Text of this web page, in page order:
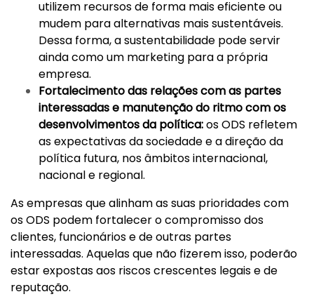
utilizem recursos de forma mais eficiente ou
mudem para alternativas mais sustentáveis.
Dessa forma, a sustentabilidade pode servir
ainda como um marketing para a própria
empresa.
Fortalecimento das relações com as partes
interessadas e manutenção do ritmo com os
desenvolvimentos da política:os ODS refletem
as expectativas da sociedade e a direção da
política futura, nos âmbitos internacional,
nacional e regional.
As empresas que alinham as suas prioridades com
os ODS podem fortalecer o compromisso dos
clientes, funcionários e de outras partes
interessadas. Aquelas que não fizerem isso, poderão
estar expostas aos riscos crescentes legais e de
reputação.